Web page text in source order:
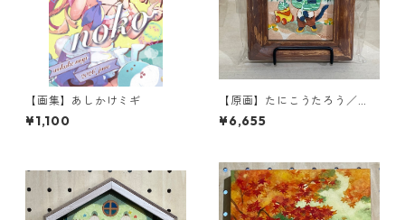
【画集】あしかけミギ
¥1,100
【原画】たにこうたろう／
『大きな葉っぱ！』
¥6,655